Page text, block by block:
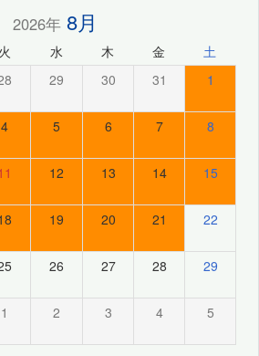
2026年8月
火 水 木 金 土
29 30 31 1
4 5 6 7 8
12 13 14 15
19 20 21 22
26 27 28 29
1 2 3 4 5